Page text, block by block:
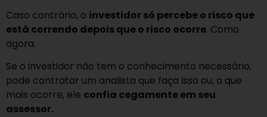
Caso contrário, o investidor só percebe o risco que
está correndo depois que o risco ocorre. Como
agora.
Se o investidor não tem o conhecimento necessário,
pode contratar um analista que faça isso ou, o que
mais ocorre, ele confia cegamente em seu
assessor.